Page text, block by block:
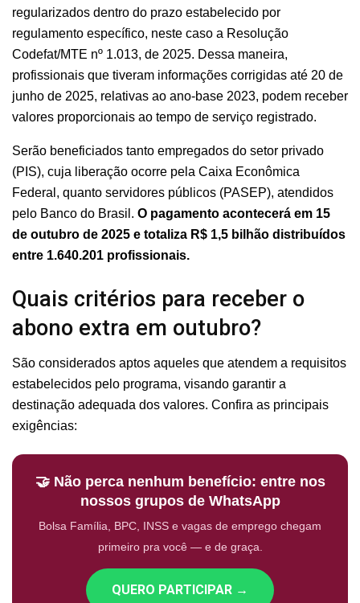
regularizados dentro do prazo estabelecido por
regulamento específico, neste caso a Resolução
Codefat/MTE nº 1.013, de 2025. Dessa maneira,
profissionais que tiveram informações corrigidas até 20 de
junho de 2025, relativas ao ano-base 2023, podem receber
valores proporcionais ao tempo de serviço registrado.
Serão beneficiados tanto empregados do setor privado
(PIS), cuja liberação ocorre pela Caixa Econômica
Federal, quanto servidores públicos (PASEP), atendidos
pelo Banco do Brasil. O pagamento acontecerá em 15
de outubro de 2025 e totaliza R$ 1,5 bilhão distribuídos
entre 1.640.201 profissionais.
Quais critérios para receber o
abono extra em outubro?
São considerados aptos aqueles que atendem a requisitos
estabelecidos pelo programa, visando garantir a
destinação adequada dos valores. Confira as principais
exigências:
🤝 Não perca nenhum benefício: entre nos
nossos grupos de WhatsApp
Bolsa Família, BPC, INSS e vagas de emprego chegam
primeiro pra você — e de graça.
QUERO PARTICIPAR →